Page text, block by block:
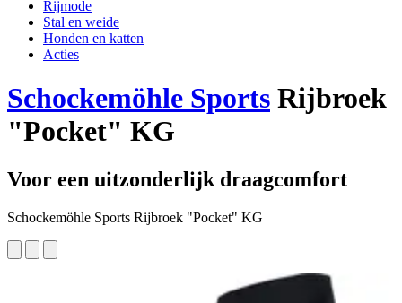
Rijmode
Stal en weide
Honden en katten
Acties
Schockemöhle Sports Rijbroek
"Pocket" KG
Voor een uitzonderlijk draagcomfort
Schockemöhle Sports Rijbroek "Pocket" KG